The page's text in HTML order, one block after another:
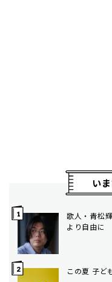
い
歌人・青松
より自由に
この夏 子ど